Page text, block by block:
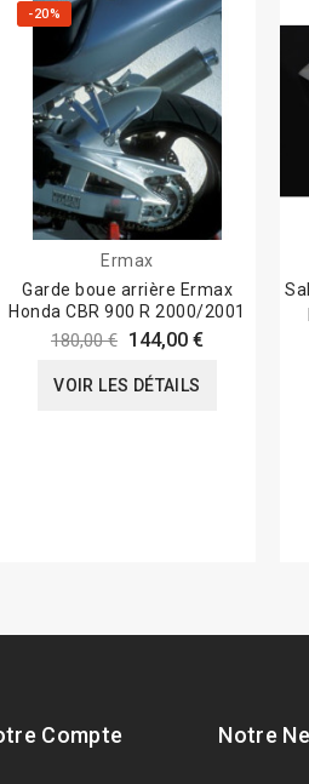
-20%
Ermax
Garde boue arrière Ermax
Honda CBR 900 R 2000/2001
180,00 € 144,00 €
VOIR LES DÉTAILS
Compte Notre